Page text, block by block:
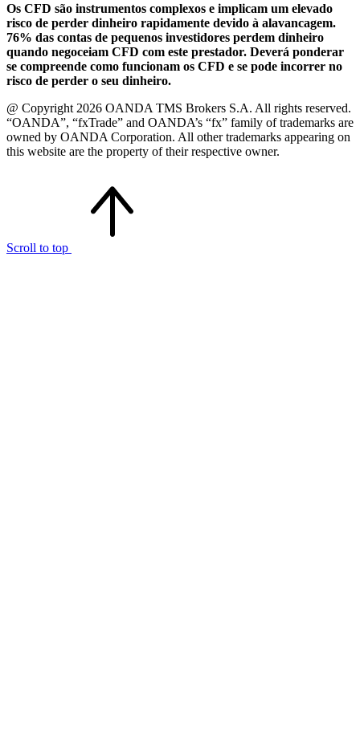
Os CFD são instrumentos complexos e implicam um elevado
risco de perder dinheiro rapidamente devido à alavancagem.
76% das contas de pequenos investidores perdem dinheiro
quando negoceiam CFD com este prestador. Deverá ponderar
se compreende como funcionam os CFD e se pode incorrer no
risco de perder o seu dinheiro.
@ Copyright 2026 OANDA TMS Brokers S.A. All rights reserved.
“OANDA”, “fxTrade” and OANDA’s “fx” family of trademarks are
owned by OANDA Corporation. All other trademarks appearing on
this website are the property of their respective owner.
Scroll to top